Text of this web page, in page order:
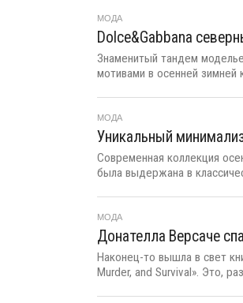
МОДА
Dolce&Gabbana
Знаменитый тандем
мотивами в осенней зимней
МОДА
Уникальный
Современная коллекция
была выдержана в
МОДА
Донателла Версаче
Наконец-то вышла в свет
Murder, and Survival». Это,